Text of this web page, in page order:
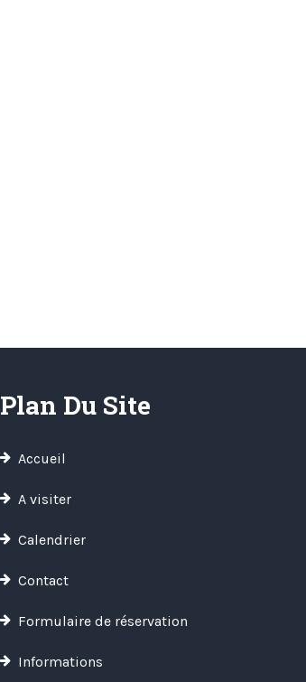
Plan Du Site
Accueil
A visiter
Calendrier
Contact
Formulaire de réservation
Informations